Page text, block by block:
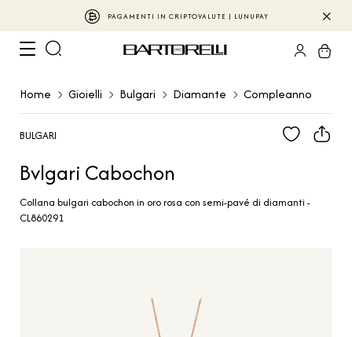
PAGAMENTI IN CRIPTOVALUTE | LUNUPAY
Home Gioielli Bulgari Diamante Compleanno
BULGARI
Bvlgari Cabochon
Collana bulgari cabochon in oro rosa con semi-pavé di diamanti -
CL860291